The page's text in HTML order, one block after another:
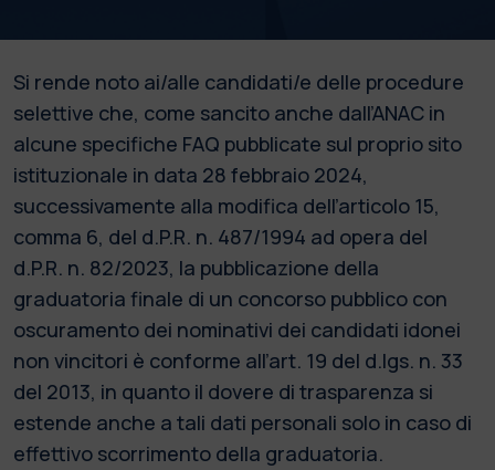
Si rende noto ai/alle candidati/e delle procedure
selettive che, come sancito anche dall’ANAC in
alcune specifiche FAQ pubblicate sul proprio sito
istituzionale in data 28 febbraio 2024,
successivamente alla modifica dell’articolo 15,
comma 6, del d.P.R. n. 487/1994 ad opera del
d.P.R. n. 82/2023, la pubblicazione della
graduatoria finale di un concorso pubblico con
oscuramento dei nominativi dei candidati idonei
non vincitori è conforme all’art. 19 del d.lgs. n. 33
del 2013, in quanto il dovere di trasparenza si
estende anche a tali dati personali solo in caso di
effettivo scorrimento della graduatoria.